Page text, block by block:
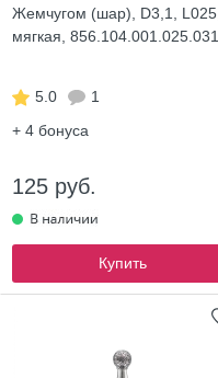
Жемчугом (шар), D3,1, L025,
мягкая, 856.104.001.025.031
5.0
1
+ 4 бонуса
125 руб.
Купить